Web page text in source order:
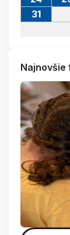
31